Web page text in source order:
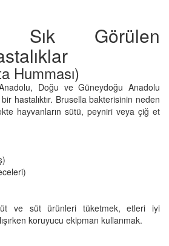
Sık Görülen
Humması)
Doğu ve Güneydoğu Anadolu
hastalıktır. Brusella bakterisinin neden
hayvanların sütü, peyniri veya çiğ et
ve süt ürünleri tüketmek, etleri iyi
koruyucu ekipman kullanmak.